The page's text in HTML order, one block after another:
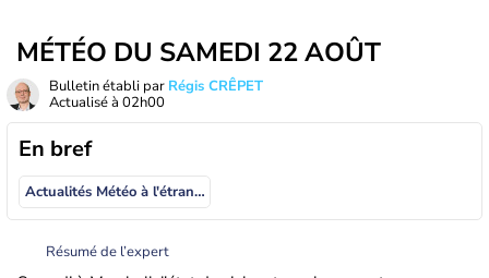
MÉTÉO DU SAMEDI 22 AOÛT
Bulletin établi par Régis CRÊPET
Actualisé à 02h00
En bref
Actualités Météo à l'étranger
Résumé de l’expert